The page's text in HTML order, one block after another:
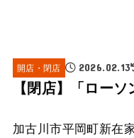
開店・閉店 2026.02.13
【閉店】「ロー
加古川市平岡町新在